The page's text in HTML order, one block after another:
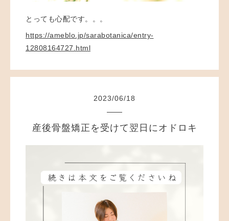
とっても心配です。。。
https://ameblo.jp/sarabotanica/entry-
12808164727.html
2023/06/18
産後骨盤矯正を受けて翌日にオドロキ